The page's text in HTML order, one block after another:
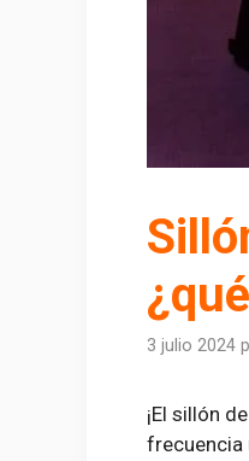
3 julio 2024
¡El sillón
frecuencia